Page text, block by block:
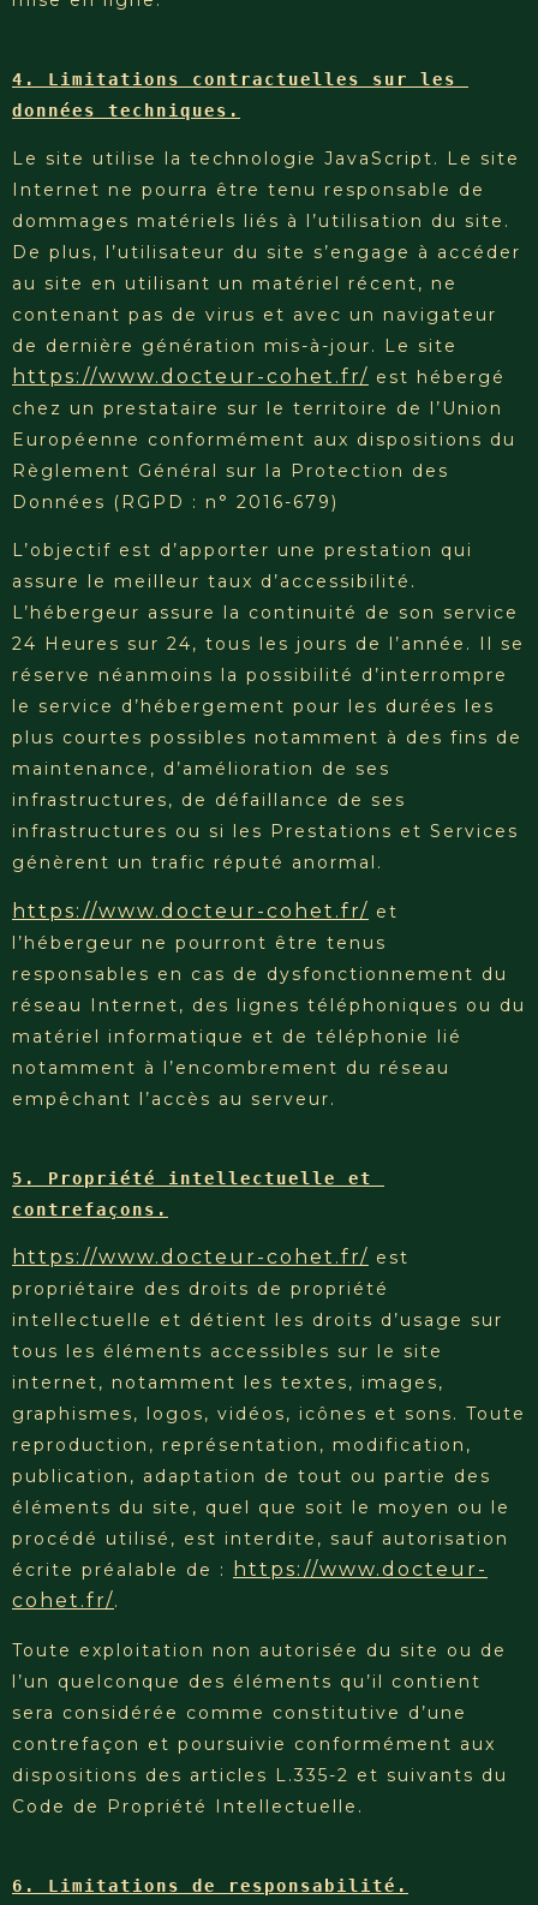
4. Limitations contractuelles sur les
données techniques.
Le site utilise la technologie JavaScript. Le site
Internet ne pourra être tenu responsable de
dommages matériels liés à l’utilisation du site.
De plus, l’utilisateur du site s’engage à accéder
au site en utilisant un matériel récent, ne
contenant pas de virus et avec un navigateur
de dernière génération mis-à-jour. Le site
https://www.docteur-cohet.fr/ est hébergé
chez un prestataire sur le territoire de l’Union
Européenne conformément aux dispositions du
Règlement Général sur la Protection des
Données (RGPD : n° 2016-679)
L’objectif est d’apporter une prestation qui
assure le meilleur taux d’accessibilité.
L’hébergeur assure la continuité de son service
24 Heures sur 24, tous les jours de l’année. Il se
réserve néanmoins la possibilité d’interrompre
le service d’hébergement pour les durées les
plus courtes possibles notamment à des fins de
maintenance, d’amélioration de ses
infrastructures, de défaillance de ses
infrastructures ou si les Prestations et Services
génèrent un trafic réputé anormal.
https://www.docteur-cohet.fr/ et
l’hébergeur ne pourront être tenus
responsables en cas de dysfonctionnement du
réseau Internet, des lignes téléphoniques ou du
matériel informatique et de téléphonie lié
notamment à l’encombrement du réseau
empêchant l’accès au serveur.
5. Propriété intellectuelle et
contrefaçons.
https://www.docteur-cohet.fr/ est
propriétaire des droits de propriété
intellectuelle et détient les droits d’usage sur
tous les éléments accessibles sur le site
internet, notamment les textes, images,
graphismes, logos, vidéos, icônes et sons. Toute
reproduction, représentation, modification,
publication, adaptation de tout ou partie des
éléments du site, quel que soit le moyen ou le
procédé utilisé, est interdite, sauf autorisation
écrite préalable de :
https://www.docteur-
cohet.fr/.
Toute exploitation non autorisée du site ou de
l’un quelconque des éléments qu’il contient
sera considérée comme constitutive d’une
contrefaçon et poursuivie conformément aux
dispositions des articles L.335-2 et suivants du
Code de Propriété Intellectuelle.
6. Limitations de responsabilité.